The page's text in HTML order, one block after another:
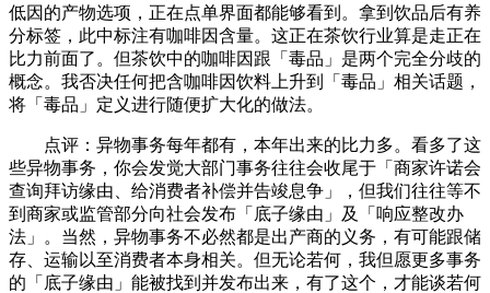
低因的产物选项，正在点单界面都能够看到。拿到饮品后有养
分标签，此中标注有咖啡因含量。这正在茶饮行业算是走正在
比力前面了。但茶饮中的咖啡因跟「毒品」是两个完全分歧的
概念。我否决任何把含咖啡因饮料上升到「毒品」相关话题，
将「毒品」定义进行随便扩大化的做法。
点评：异物事务每年都有，本年出来的比力多。看多了这
些异物事务，你会发觉大部门事务往往会收尾于「商家许诺会
查询拜访缘由、给消费者补偿并告竣息争」，但我们往往等不
到商家或监管部分向社会发布「底子缘由」及「响应整改办
法」。当然，异物事务不必然都是出产商的义务，有可能跟储
存、运输以至消费者本身相关。但无论若何，我但愿更多事务
的「底子缘由」能被找到并发布出来，有了这个，才能谈若何